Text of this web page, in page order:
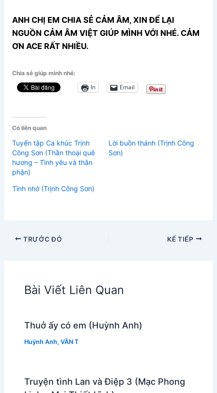
ANH CHỊ EM CHIA SẺ CẢM ÂM, XIN ĐỂ LẠI
NGUỒN CẢM ÂM VIỆT GIÚP MÌNH VỚI NHÉ. CẢM
ƠN ACE RẤT NHIỀU.
Chia sẻ giúp mình nhé:
In Email
Có liên quan
Tuyển tập Ca khúc Trịnh
Công Sơn (Thần thoại quê
hương – Tình yêu và thân
phận)
Lời buồn thánh (Trịnh Công
Sơn)
Tình nhớ (Trịnh Công Sơn)
TRƯỚC ĐÓ KẾ TIẾP
Bài Viết Liên Quan
Thuở ấy có em (Huỳnh Anh)
Huỳnh Anh, VẦN T
Truyện tình Lan và Điệp 3 (Mạc Phong